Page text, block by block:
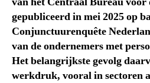
gepubliceerd in mei 2025 op
Conjunctuurenquête
van de ondernemers met
Het belangrijkste gevolg
werkdruk, vooral in sectoren